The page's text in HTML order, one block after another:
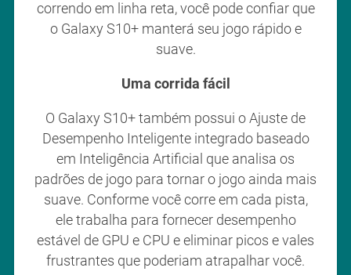
correndo em linha reta, você pode confiar que
o Galaxy S10+ manterá seu jogo rápido e
suave.
Uma corrida fácil
O Galaxy S10+ também possui o Ajuste de
Desempenho Inteligente integrado baseado
em Inteligência Artificial que analisa os
padrões de jogo para tornar o jogo ainda mais
suave. Conforme você corre em cada pista,
ele trabalha para fornecer desempenho
estável de GPU e CPU e eliminar picos e vales
frustrantes que poderiam atrapalhar você.